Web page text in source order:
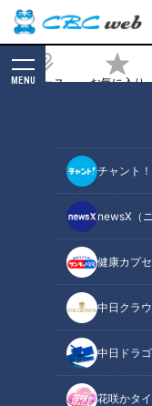
ニュース お気に入り
MENU
チャント！
newsX（
健康カプ
中日クラ
中日ドラ
花咲かタ
アナ？ #みて
#アナウンサー
2026/05/12 17:03